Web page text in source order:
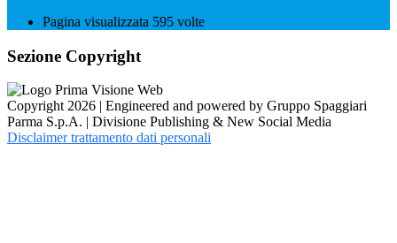
Pagina visualizzata 595 volte
Sezione Copyright
Copyright 2026 | Engineered and powered by Gruppo Spaggiari
Parma S.p.A. | Divisione Publishing & New Social Media
Disclaimer trattamento dati personali